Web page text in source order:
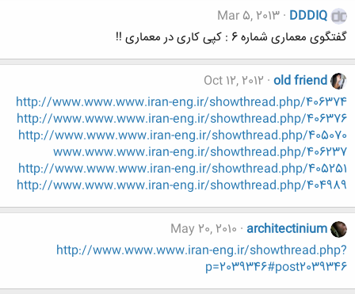
DDDIQ
Mar 5, 2013
گفتگوی معماری شماره 6 : کپی کاری در معماری !!
old friend
Oct 12, 2012
http://www.www.www.iran-eng.ir/showthread.php/406374
http://www.www.www.iran-eng.ir/showthread.php/406376
http://www.www.www.iran-eng.ir/showthread.php/405070
www.www.www.iran-eng.ir/showthread.php/406237
http://www.www.www.iran-eng.ir/showthread.php/405251
http://www.www.www.iran-eng.ir/showthread.php/404989
architectinium
May 20, 2010
http://www.www.www.iran-eng.ir/showthread.php?
p=2039346#post2039346